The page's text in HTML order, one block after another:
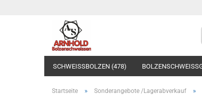
SCHWEISSBOLZEN (478)
Startseite » Sonderangebote /Lagerabverkauf »